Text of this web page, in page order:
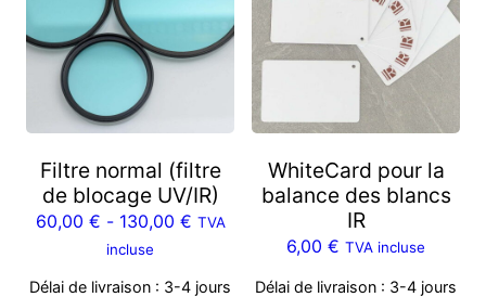
Filtre normal (filtre
de blocage UV/IR)
60,00 € - 130,00 € TVA
incluse
Délai de livraison : 3-4 jours
WhiteCard pour la
balance des blancs
IR
6,00 € TVA incluse
Délai de livraison : 3-4 jours